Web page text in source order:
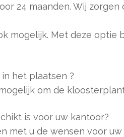
24 maanden. Wij
mogelijk. Met deze optie
het plaatsen ?
om de
is voor uw kantoor?
met u de wensen voor uw